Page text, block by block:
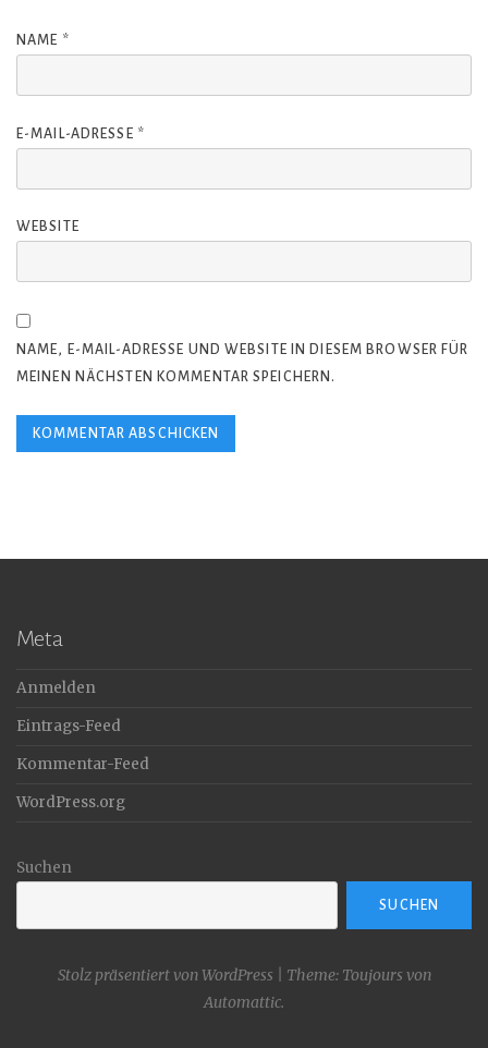
NAME *
E-MAIL-ADRESSE *
WEBSITE
NAME, E-MAIL-ADRESSE UND WEBSITE IN DIESEM BROWSER FÜR
MEINEN NÄCHSTEN KOMMENTAR SPEICHERN.
Meta
Anmelden
Eintrags-Feed
Kommentar-Feed
WordPress.org
Suchen
SUCHEN
Stolz präsentiert von WordPress
Theme: Toujours von
Automattic.